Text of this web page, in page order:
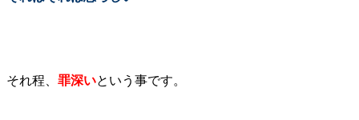
それ程、 罪深いという事です。